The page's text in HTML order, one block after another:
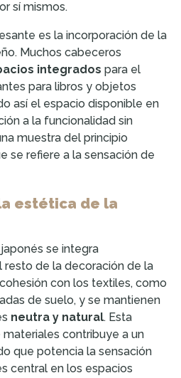
sí mismos.
es la incorporación de la
Muchos cabeceros
integrados para el
para libros y objetos
así el espacio disponible en
a la funcionalidad sin
muestra del principio
se refiere a la sensación de
estética de la
se integra
de la decoración de la
con los textiles, como
de suelo, y se mantienen
neutra y natural. Esta
contribuye a un
que potencia la sensación
central en los espacios